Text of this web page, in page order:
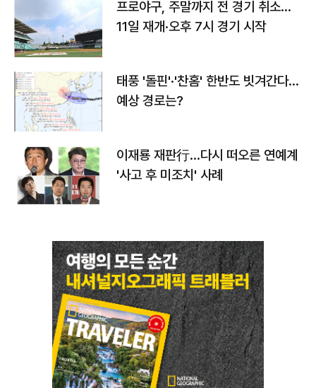
프로야구, 주말까지 전 경기 취소…
11일 재개·오후 7시 경기 시작
태풍 '돌핀'·'찬홈' 한반도 빗겨간다…
예상 경로는?
이재룡 재판行…다시 떠오른 연예계
'사고 후 미조치' 사례